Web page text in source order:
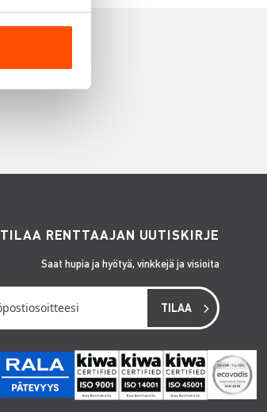
TILAA RENTTAAJAN UUTISKIRJE
Saat hupia ja hyötyä, vinkkejä ja visioita